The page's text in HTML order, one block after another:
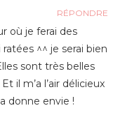
RÉPONDRE
où je ferai des
^^ je serai bien
sont très belles
il m’a l’air délicieux
donne envie !